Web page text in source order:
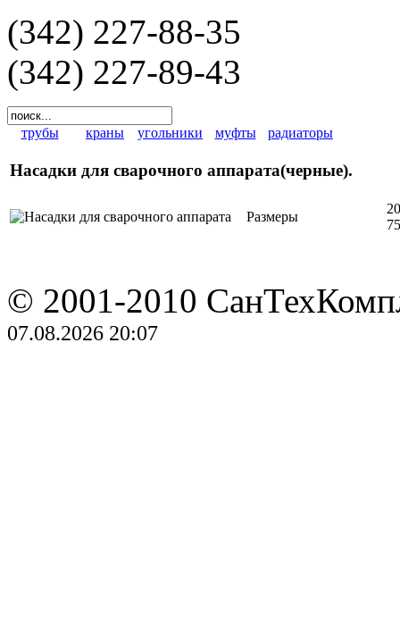
(342) 227-88-35
(342) 227-89-43
трубы краны угольники муфты радиаторы
Насадки для сварочного аппарата(черные).
Размеры
© 2001-2010
07.08.2026 20:07